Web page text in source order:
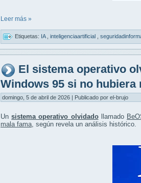
Leer más »
Etiquetas: IA inteligenciaartificial
El sistema operativo
Windows 95 si no
domingo, 5 de abril de 2026 | Publicado por el-brujo
Unsistema operativo olvidadollamado
mala fama , según revela un análisis histórico.